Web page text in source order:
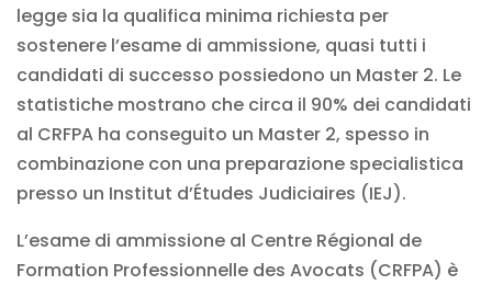
legge sia la qualifica minima richiesta per
sostenere l’esame di ammissione, quasi tutti i
candidati di successo possiedono un Master 2. Le
statistiche mostrano che circa il 90% dei candidati
al CRFPA ha conseguito un Master 2, spesso in
combinazione con una preparazione specialistica
presso un Institut d’Études Judiciaires (IEJ).
L’esame di ammissione al Centre Régional de
Formation Professionnelle des Avocats (CRFPA) è